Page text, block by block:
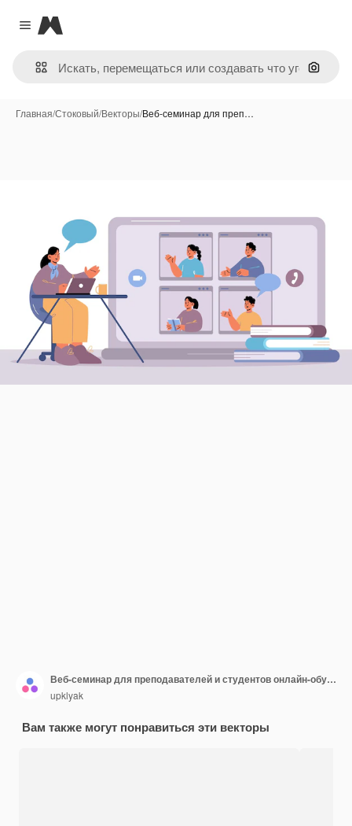
Close menu
Magnific
Поиск
Главная/Стоковый/Векторы/Веб-семинар для преп…
Веб-семинар для преподавателей и студентов онлайн-обучения через интернет-соединение по видеоконференции Женщина-репетитор проводит урок через экран ноутбука Люди в дистанционной школе тренируются Линия искусства векторная иллюстрация
upklyak
Вам также могут понравиться эти векторы